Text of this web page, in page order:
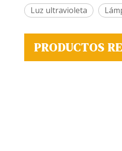
Luz ultravioleta
PRODUCTOS